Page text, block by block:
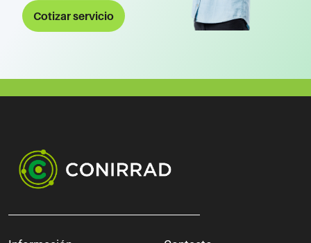
Cotizar servicio